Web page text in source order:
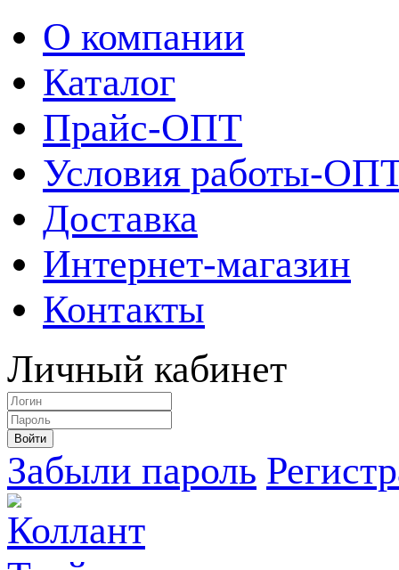
О компании
Каталог
Прайс-ОПТ
Условия работы-
Доставка
Интернет-магазин
Контакты
Личный кабинет
Забыли пароль